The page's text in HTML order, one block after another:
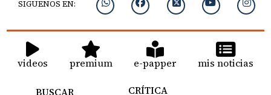
SIGUENOS EN:
videos premium e-papper mis noticias
BUSCAR
CRÍTICA